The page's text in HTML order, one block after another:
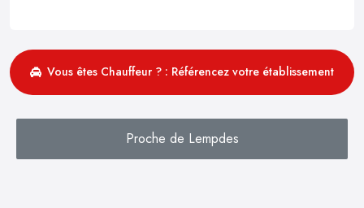
Vous êtes Chauffeur ? : Référencez votre établissement
Proche de Lempdes